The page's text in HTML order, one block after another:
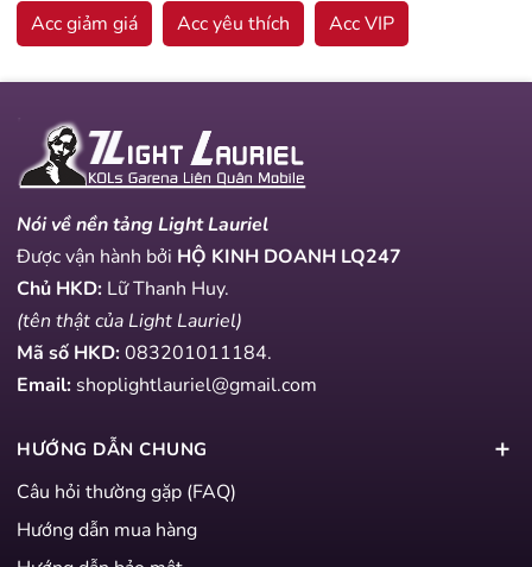
Acc giảm giá
Acc yêu thích Acc VIP
Nói về nền tảng Light Lauriel
Được vận hành bởi HỘ KINH DOANH LQ247
Chủ HKD: Lữ Thanh Huy.
(tên thật của Light Lauriel)
Mã số HKD:083201011184.
Email: shoplightlauriel@gmail.com
HƯỚNG DẪN CHUNG
Câu hỏi thường gặp (FAQ)
Hướng dẫn mua hàng